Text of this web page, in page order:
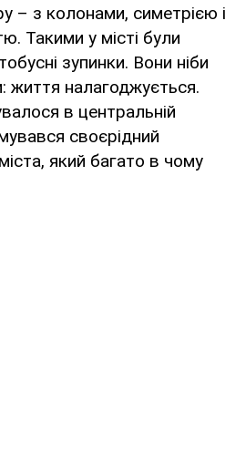
– з колонами, симетрією і
Такими у місті були
зупинки. Вони ніби
життя налагоджується.
в центральній
своєрідний
який багато в чому